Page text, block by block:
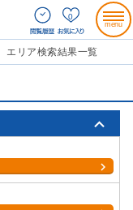
0
エリア検索結果一覧